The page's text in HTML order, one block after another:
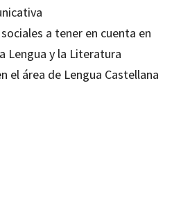
a tener en cuenta en
Lengua y la Literatura
el área de Lengua Castellana